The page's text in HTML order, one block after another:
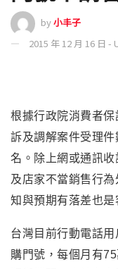
by小丰子
2015 年 12 月 16 日 -
根據行政院消費者
訴及調解案件受理
名。除上網或通訊
及店家不當銷售行為
知與預期有落差也是
台灣目前行動電話
購門號 ， 每個月有